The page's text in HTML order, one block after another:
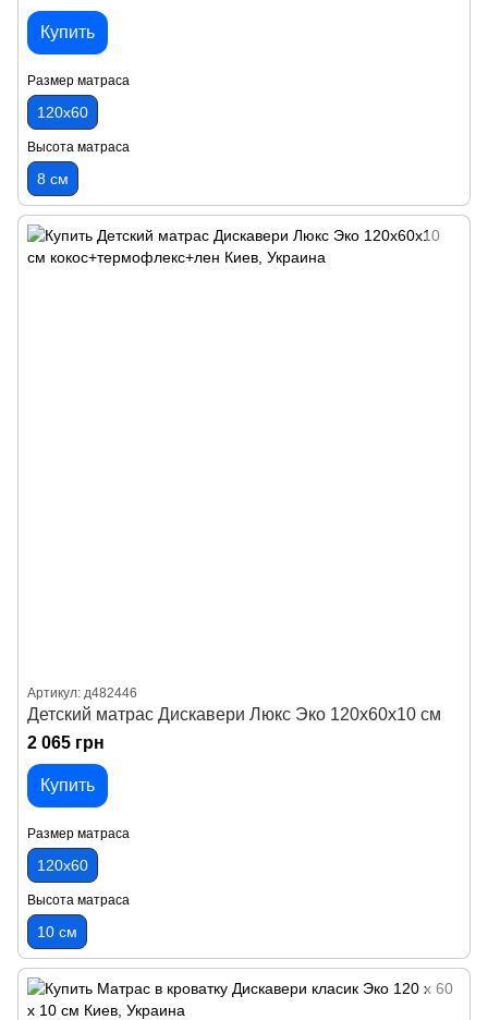
Купить
Размер матраса
120х60
Высота матраса
8 см
Артикул: д482446
Детский матрас Дискавери Люкс Эко 120х60х10 см
2 065 грн
Купить
Размер матраса
120х60
Высота матраса
10 см